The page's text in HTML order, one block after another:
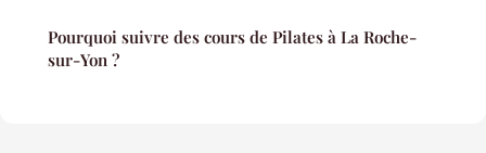
Pourquoi suivre des cours de Pilates à La Roche-
sur-Yon ?